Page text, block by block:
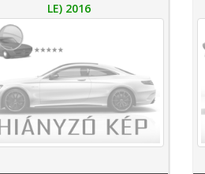
LE) 2016